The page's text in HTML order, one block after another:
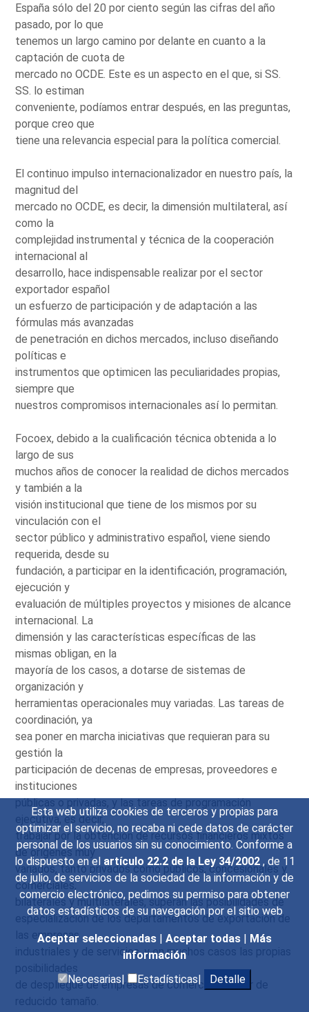
Esta web utiliza cookies de terceros y propias para
optimizar el servicio, no recaba ni cede datos de carácter
personal de los usuarios sin su conocimiento. Conforme a
lo dispuesto en el artículo 22.2 de la Ley 34/2002 , de 11
de julio, de servicios de la sociedad de la información y de
comercio electrónico, pedimos su permiso para obtener
datos estadísticos de su navegación por el sitio web
Aceptar seleccionadas | Aceptar todas | Más
información
Necesarias|
Estadísticas| Detalle
España sólo del 20 por ciento según las cifras del año
pasado, por lo que
tenemos un largo camino por delante en cuanto a la
captación de cuota de
mercado no OCDE. Este es un aspecto en el que, si SS.
SS. lo estiman
conveniente, podíamos entrar después, en las preguntas,
porque creo que
tiene una relevancia especial para la política comercial.
El continuo impulso internacionalizador en nuestro país, la
magnitud del
mercado no OCDE, es decir, la dimensión multilateral, así
como la
complejidad instrumental y técnica de la cooperación
internacional al
desarrollo, hace indispensable realizar por el sector
exportador español
un esfuerzo de participación y de adaptación a las
fórmulas más avanzadas
de penetración en dichos mercados, incluso diseñando
políticas e
instrumentos que optimicen las peculiaridades propias,
siempre que
nuestros compromisos internacionales así lo permitan.
Focoex, debido a la cualificación técnica obtenida a lo
largo de sus
muchos años de conocer la realidad de dichos mercados
y también a la
visión institucional que tiene de los mismos por su
vinculación con el
sector público y administrativo español, viene siendo
requerida, desde su
fundación, a participar en la identificación, programación,
ejecución y
evaluación de múltiples proyectos y misiones de alcance
internacional. La
dimensión y las características específicas de las
mismas obligan, en la
mayoría de los casos, a dotarse de sistemas de
organización y
herramientas operacionales muy variadas. Las tareas de
coordinación, ya
sea poner en marcha iniciativas que requieran para su
gestión la
participación de decenas de empresas, proveedores e
instituciones
públicas o privadas, y las tareas de programación
ejecutiva, es decir,
trabajar por la obtención de recursos financieros mixtos
de orígenes muy
variados, tanto privados como públicos, concesionales y
comerciales,
bilaterales y multilaterales, superan las posibilidades de
especialización de los departamentos de exportación de
las empresas
industriales y de servicios, y en muchos casos las propias
posibilidades
de despliegue de empresas de comercio exterior de
reducido tamaño.